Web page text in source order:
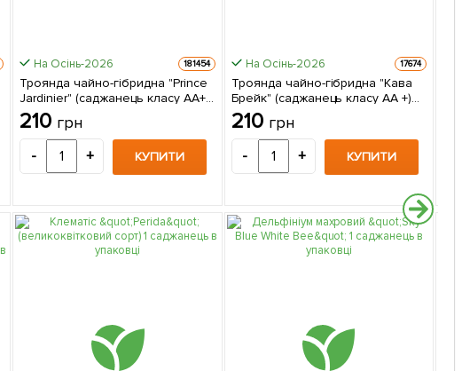
На Осінь-2026 181454
Троянда чайно-гібридна "Prince
Jardinier" (саджанець класу АА+)
вищий сорт 1 саджанець в
упаковці
210 грн
- + КУПИТИ
На Осінь-2026 17674
Троянда чайно-гібридна "Кава
Брейк" (саджанець класу АА +)
вищий сорт 1 шт в упаковці
210 грн
- + КУПИТИ